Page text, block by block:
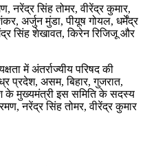
नरेंद्र सिंह तोमर, वीरेंद्र कुमार,
अर्जुन मुंडा, पीयूष गोयल, धर्मेंद्र
सिंह शेखावत, किरेन रिजिजू और
में अंतर्राज्यीय परिषद की
प्रदेश, असम, बिहार, गुजरात,
के मुख्यमंत्री इस समिति के सदस्य
नरेंद्र सिंह तोमर, वीरेंद्र कुमार